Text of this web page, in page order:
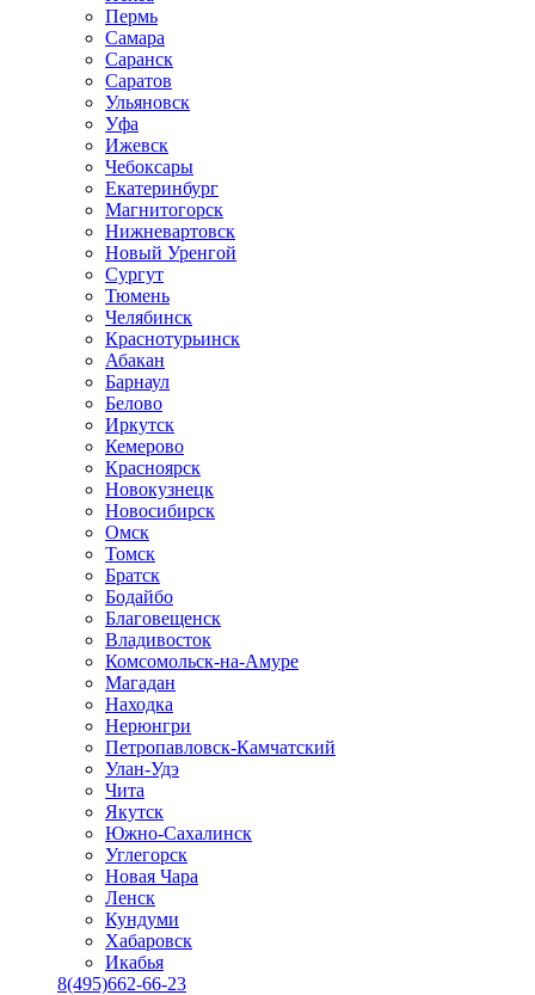
Пермь
Самара
Саранск
Саратов
Ульяновск
Уфа
Ижевск
Чебоксары
Екатеринбург
Магнитогорск
Нижневартовск
Новый Уренгой
Сургут
Тюмень
Челябинск
Краснотурьинск
Абакан
Барнаул
Белово
Иркутск
Кемерово
Красноярск
Новокузнецк
Новосибирск
Омск
Томск
Братск
Бодайбо
Благовещенск
Владивосток
Комсомольск-на-Амуре
Магадан
Находка
Нерюнгри
Петропавловск-Камчатский
Улан-Удэ
Чита
Якутск
Южно-Сахалинск
Углегорск
Новая Чара
Ленск
Кундуми
Хабаровск
Икабья
8(495)662-66-23